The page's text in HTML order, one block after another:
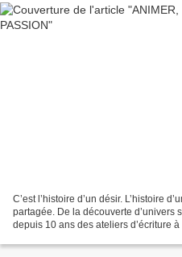
C’est l’histoire d’un désir. L’histoire
partagée. De la découverte d’univers
depuis 10 ans des ateliers d’écriture